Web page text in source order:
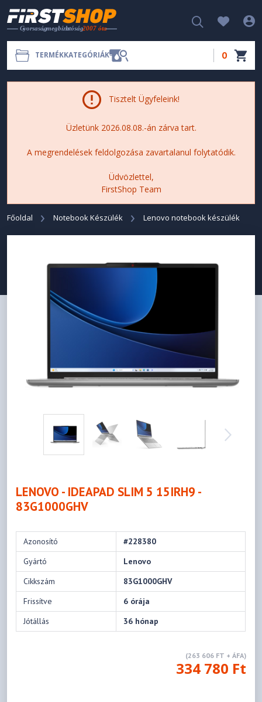
TERMÉKKATEGÓRIÁK 0
Tisztelt Ügyfeleink!
Üzletünk 2026.08.08.-án zárva tart.
A megrendelések feldolgozása zavartalanul folytatódik.
Üdvözlettel,
FirstShop Team
Főoldal Notebook Készülék Lenovo notebook készülék
LENOVO - IDEAPAD SLIM 5 15IRH9 -
83G1000GHV
Azonosító
#228380
Gyártó
Lenovo
Cikkszám
83G1000GHV
Frissítve
6 órája
Jótállás
36 hónap
(263 606 FT + ÁFA)
334 780 Ft